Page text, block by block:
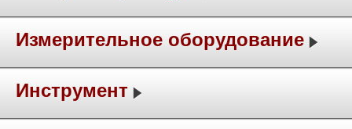
Измерительное оборудование
Инструмент